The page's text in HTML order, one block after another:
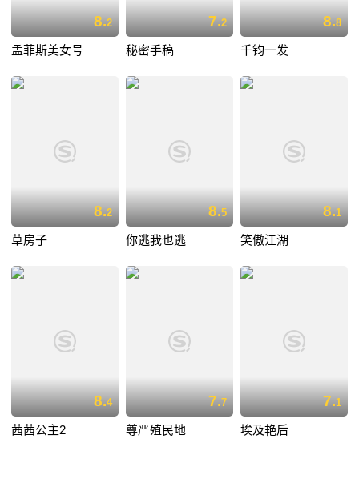
8.2
孟菲斯美女号
7.2
秘密手稿
8.8
千钧一发
8.2
草房子
8.5
你逃我也逃
8.1
笑傲江湖
8.4
茜茜公主2
7.7
尊严殖民地
7.1
埃及艳后